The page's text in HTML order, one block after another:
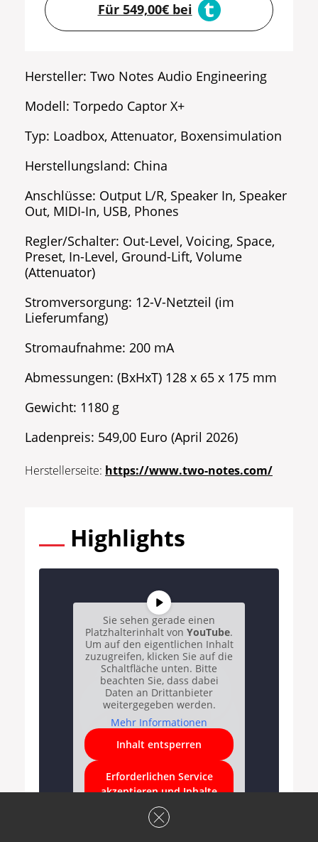
Für 549,00€ bei
Hersteller: Two Notes Audio Engineering
Modell: Torpedo Captor X+
Typ: Loadbox, Attenuator, Boxensimulation
Herstellungsland: China
Anschlüsse: Output L/R, Speaker In, Speaker
Out, MIDI-In, USB, Phones
Regler/Schalter: Out-Level, Voicing, Space,
Preset, In-Level, Ground-Lift, Volume
(Attenuator)
Stromversorgung: 12-V-Netzteil (im
Lieferumfang)
Stromaufnahme: 200 mA
Abmessungen: (BxHxT) 128 x 65 x 175 mm
Gewicht: 1180 g
Ladenpreis: 549,00 Euro (April 2026)
Herstellerseite: https://www.two-notes.com/
Highlights
Sie sehen gerade einen
Platzhalterinhalt von YouTube.
Um auf den eigentlichen Inhalt
zuzugreifen, klicken Sie auf die
Schaltfläche unten. Bitte
beachten Sie, dass dabei
Daten an Drittanbieter
weitergegeben werden.
Mehr Informationen
Inhalt entsperren
Erforderlichen Service
akzeptieren und Inhalte
entsperren